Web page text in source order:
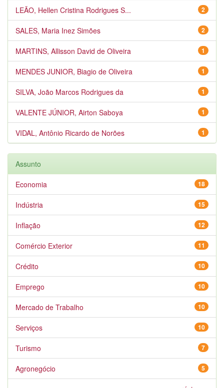
2
LEÃO, Hellen Cristina Rodrigues S...
2
SALES, Maria Inez Simões
1
MARTINS, Allisson David de Oliveira
1
MENDES JUNIOR, Biagio de Oliveira
1
SILVA, João Marcos Rodrigues da
1
VALENTE JÚNIOR, Airton Saboya
1
VIDAL, Antônio Ricardo de Norões
Assunto
18
Economia
15
Indústria
12
Inflação
11
Comércio Exterior
10
Crédito
10
Emprego
10
Mercado de Trabalho
10
Serviços
7
Turismo
5
Agronegócio